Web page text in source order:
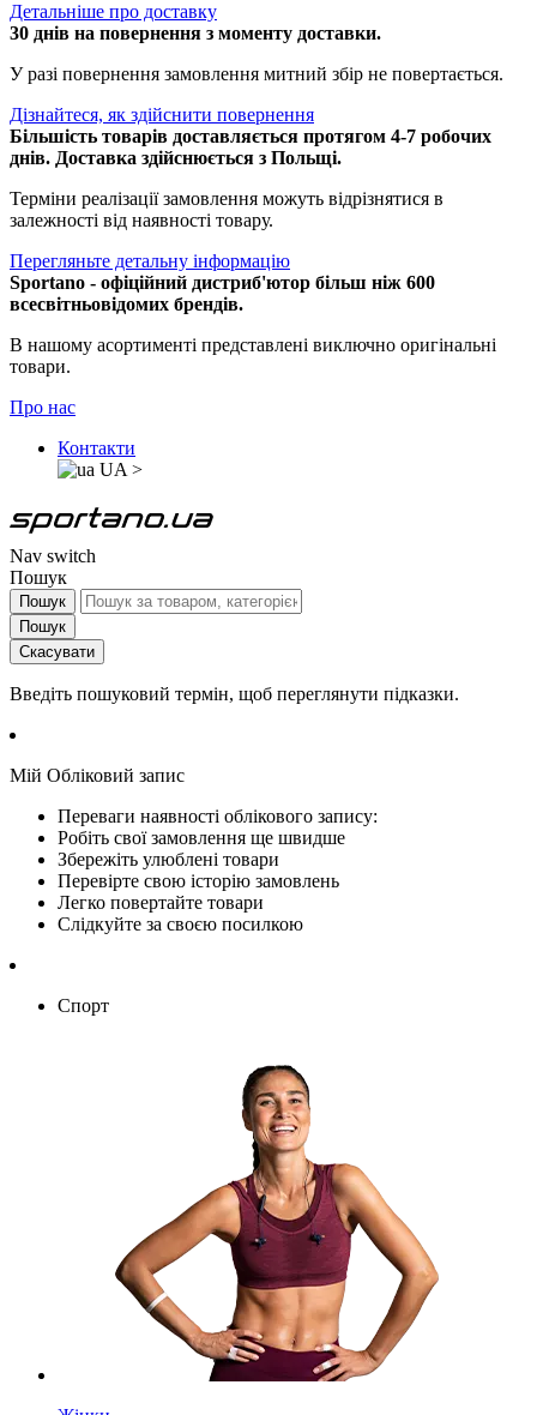
Детальніше про доставку
30 днів на повернення з моменту доставки.
У разі повернення замовлення митний збір не повертається.
Дізнайтеся, як здійснити повернення
Більшість товарів доставляється протягом 4-7 робочих
днів. Доставка здійснюється з Польщі.
Терміни реалізації замовлення можуть відрізнятися в
залежності від наявності товару.
Перегляньте детальну інформацію
Sportano - офіційний дистриб'ютор більш ніж 600
всесвітньовідомих брендів.
В нашому асортименті представлені виключно оригінальні
товари.
Про нас
Контакти
UA >
Nav switch
Пошук
Пошук
Пошук
Скасувати
Введіть пошуковий термін, щоб переглянути підказки.
Мій Обліковий запис
Переваги наявності облікового запису:
Робіть свої замовлення ще швидше
Збережіть улюблені товари
Перевірте свою історію замовлень
Легко повертайте товари
Слідкуйте за своєю посилкою
Спорт